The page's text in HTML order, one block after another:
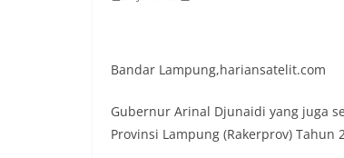
Bandar Lampung,hariansatelit.com
Gubernur Arinal Djunaidi yang juga
Provinsi Lampung (Rakerprov) Tahun